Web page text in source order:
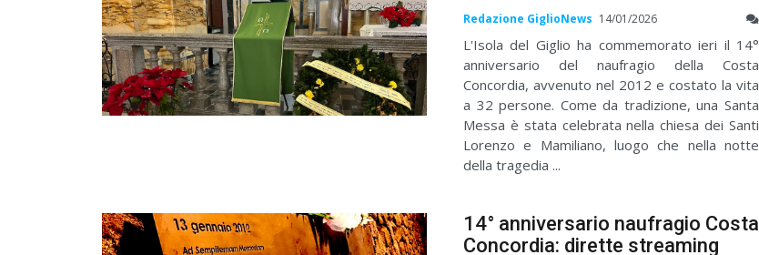
Redazione GiglioNews 14/01/2026
L'Isola del Giglio ha commemorato ieri il 14°
anniversario del naufragio della Costa
Concordia, avvenuto nel 2012 e costato la vita
a 32 persone. Come da tradizione, una Santa
Messa è stata celebrata nella chiesa dei Santi
Lorenzo e Mamiliano, luogo che nella notte
della tragedia ...
14° anniversario naufragio Costa
Concordia: dirette streaming